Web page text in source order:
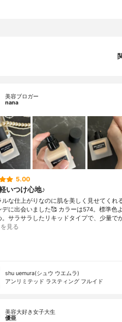
美容ブロガー
nana
5.00
いつけ心地♪
ルな仕上がりなのに肌を美しく見せてくれ
デに出会いました🥰 カラーは574。標準色
。サラサラしたリキッドタイプで、少量で
見る
shu uemura(シュウ ウエムラ)
アンリミテッド ラスティング フルイド
美容大好き女子大生
優亜